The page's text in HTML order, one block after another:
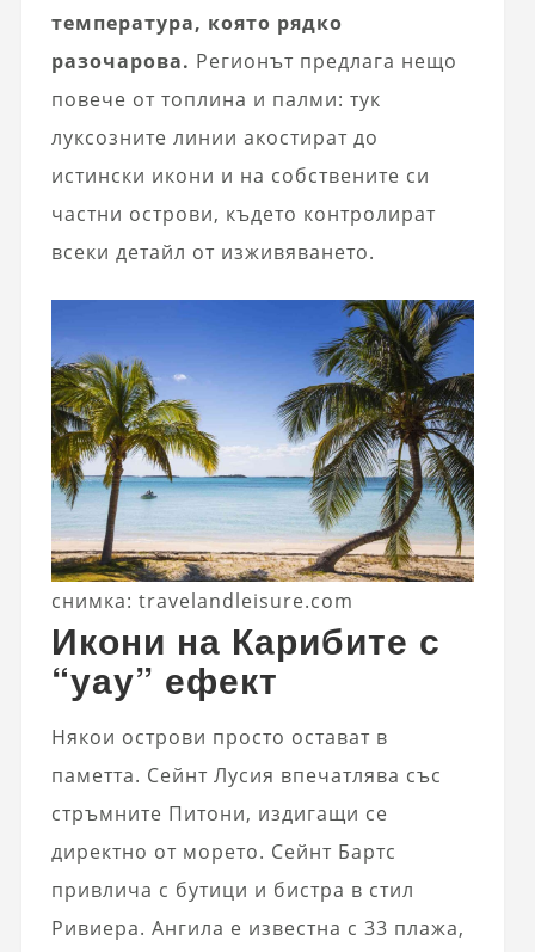
температура, която рядко
разочарова. Регионът предлага нещо
повече от топлина и палми: тук
луксозните линии акостират до
истински икони и на собствените си
частни острови, където контролират
всеки детайл от изживяването.
снимка: travelandleisure.com
Икони на Карибите с
“уау” ефект
Някои острови просто остават в
паметта. Сейнт Лусия впечатлява със
стръмните Питони, издигащи се
директно от морето. Сейнт Бартс
привлича с бутици и бистра в стил
Ривиера. Ангила е известна с 33 плажа,